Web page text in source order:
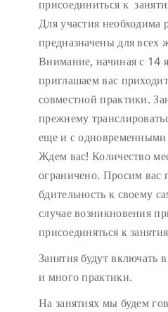
присоединиться к
Для участия необходима
предназначены для всех
Внимание, начиная с 14
приглашаем вас
совместной практики.
прежнему
еще и с
Ждем вас! Количество
ограничено. Просим вас
бдительность к своему
случае возникновения
присоединяться к
Занятия будут включать
и много практики.
На занятиях мы будем